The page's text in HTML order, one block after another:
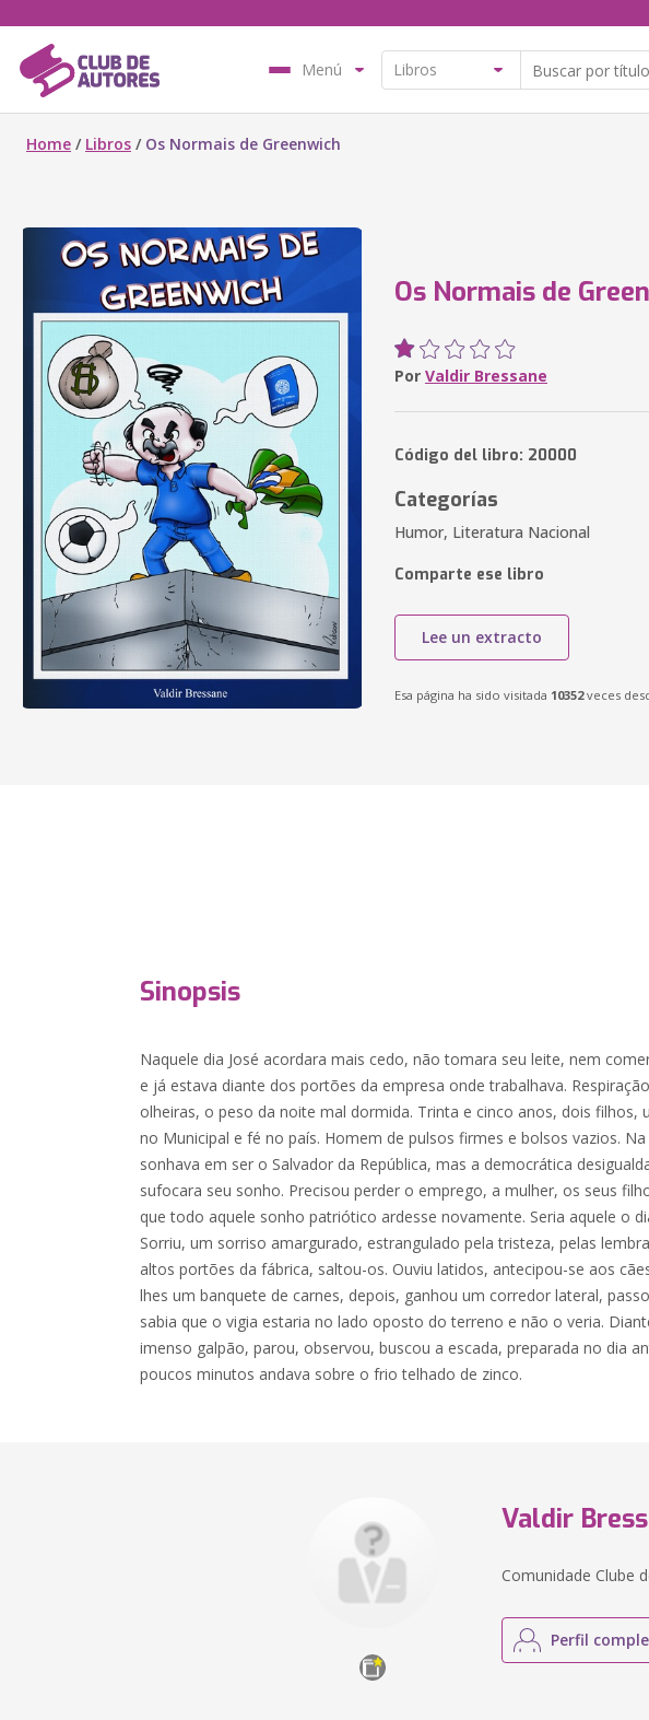
Menú
Home / Libros / Os Normais de Greenwich
Os Normais de
Por Valdir Bressane
Código del libro: 20000
Categorías
Humor, Literatura Nacional
Comparte ese libro
Lee un extracto
Esa página ha sido visitada 10352veces
Sinopsis
Naquele dia José acordara mais cedo, não tomara seu leite, nem
e já estava diante dos portões da empresa onde trabalhava.
olheiras, o peso da noite mal dormida. Trinta e cinco anos, dois filhos,
no Municipal e fé no país. Homem de pulsos firmes e bolsos vazios.
sonhava em ser o Salvador da República, mas a democrática
sufocara seu sonho. Precisou perder o emprego, a mulher, os seus
que todo aquele sonho patriótico ardesse novamente. Seria aquele o
Sorriu, um sorriso amargurado, estrangulado pela tristeza, pelas
altos portões da fábrica, saltou-os. Ouviu latidos, antecipou-se aos
lhes um banquete de carnes, depois, ganhou um corredor lateral,
sabia que o vigia estaria no lado oposto do terreno e não o veria.
imenso galpão, parou, observou, buscou a escada, preparada no dia
poucos minutos andava sobre o frio telhado de zinco.
Valdir
Comunidade Clube
Perfil